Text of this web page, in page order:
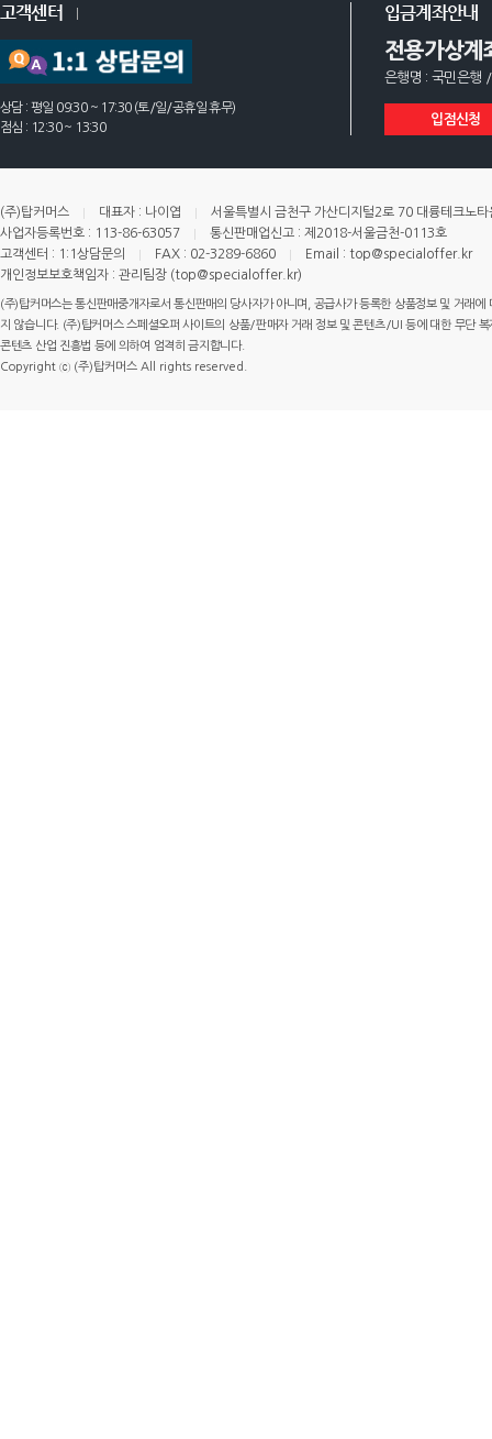
고객센터
상담 : 평일 09:30 ~ 17:30 (토/일/공휴일 휴무)
점심 : 12:30 ~ 13:30
입금계좌안내
전용가상계
은행명 : 국민은행
입점신청
(주)탑커머스 대표자 : 나이엽
서울특별시 금천구 가산디지털2로 70 대륭테크노
사업자등록번호 : 113-86-63057
통신판매업신고 : 제2018-서울금천-0113호
고객센터 : 1:1상담문의
FAX : 02-3289-6860
Email : top@specialoffer.kr
개인정보보호책임자 : 관리팀장 (top@specialoffer.kr)
(주)탑커머스는 통신판매중개자로서 통신판매의 당사자가 아니며, 공급사가 등록한 상품정보 및 거래
지 않습니다. (주)탑커머스 스페셜오퍼 사이트의 상품/판매자 거래 정보 및 콘텐츠/UI 등에 대한 무단
콘텐츠 산업 진흥법 등에 의하여 엄격히 금지합니다.
Copyright ⓒ (주)탑커머스 All rights reserved.